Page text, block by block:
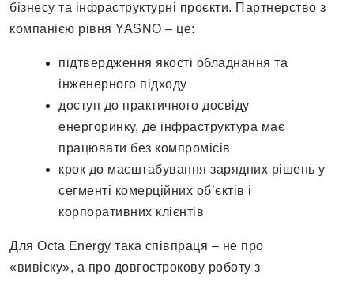
бізнесу та інфраструктурні проєкти. Партнерство з
компанією рівня YASNO – це:
підтвердження якості обладнання та
інженерного підходу
доступ до практичного досвіду
енергоринку, де інфраструктура має
працювати без компромісів
крок до масштабування зарядних рішень у
сегменті комерційних об’єктів і
корпоративних клієнтів
Для Octa Energy така співпраця – не про
«вивіску», а про довгострокову роботу з